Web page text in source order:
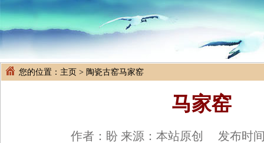
您的位置： 主页 > 陶瓷古窑马家窑
马家窑
作者：盼 来源：本站原创 发布时间